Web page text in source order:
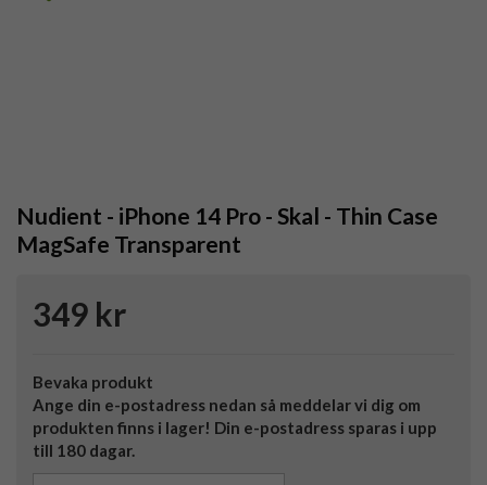
Nudient - iPhone 14 Pro - Skal - Thin Case
MagSafe Transparent
349 kr
Bevaka produkt
Ange din e-postadress nedan så meddelar vi dig om
produkten finns i lager! Din e-postadress sparas i upp
till 180 dagar.